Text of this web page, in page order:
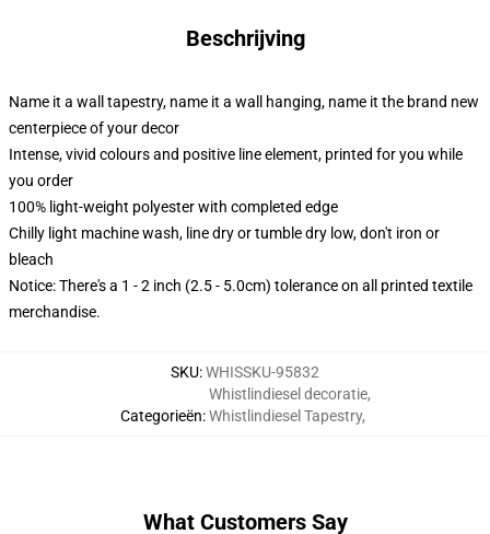
Beschrijving
Name it a wall tapestry, name it a wall hanging, name it the brand new
centerpiece of your decor
Intense, vivid colours and positive line element, printed for you while
you order
100% light-weight polyester with completed edge
Chilly light machine wash, line dry or tumble dry low, don't iron or
bleach
Notice: There's a 1 - 2 inch (2.5 - 5.0cm) tolerance on all printed textile
merchandise.
SKU:WHISSKU-95832
Categorieën:
Whistlindiesel decoratie,
Whistlindiesel Tapestry,
What Customers Say